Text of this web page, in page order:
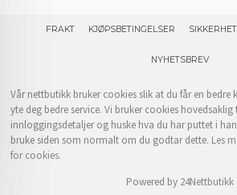
FRAKT KJØPSBETINGELSER
NYHETSBREV
Vår nettbutikk bruker cookies slik at du får en bedre
yte deg bedre service. Vi bruker cookies
innloggingsdetaljer og huske hva du har puttet i
bruke siden som normalt om du godtar dette. Les
for cookies.
Powered by 24Nettbutikk